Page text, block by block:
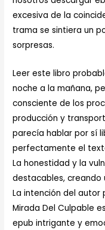
excesiva de la
trama se sintiera un
sorpresas.
Leer este libro
noche a la mañana,
consciente de los
producción y
parecía hablar por sí
perfectamente el
La honestidad y la
destacables, creando
La intención del autor
Mirada Del Culpable
epub intrigante y